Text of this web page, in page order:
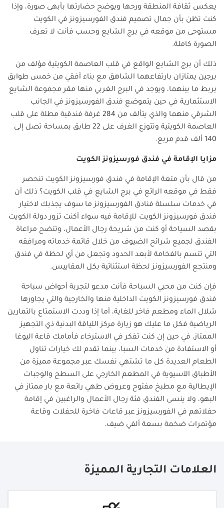
يعكس ثقافة المنطقة ورحها ويوضح حضارتها بأبهى صورة، وإذا
كنت تظن بأن جمال تصميم فندق الفورسيزونز في الكويت
مستوحى من موقعه في برج الشايع وحسب فأنت لا تعرف
الصورة كاملة.
ذلك أن برج الشايع الواقع في قلب العاصمة الكويتية مؤلف من
برجين يمتازان بارتفاعهما الشاهق مع بناء أفقي من خمس طوابق
يربط ما بينهما، ويوجد في البرج الغربي منها مقر مجموعة الشايع
الاستثمارية في حين يتموضع فندق الفورسيزونز في الجانب
الشرقي منهما والذي يتألف من 284 غرفة فندقية مطلة على قلب
العاصمة الكويتية وتتوزع الغرف على 22 طابق بمساحة تصل إلى
140 ألف قدم مربع.
مزايا الإقامة في فندق فورسيزونز الكويت
من قال بأن متعة الإقامة في فندق فورسيزونز الكويت تنحصر
فقط في موقعه الرائع في برج الشايع في قلب الكويت؟ ذلك أن
في خدمات سلسلة فنادق الفورسيزونز ما سوف يجذبك لاختيار
فندق فورسيزونز الكويت للإقامة فيه سواء أكنت تزور دولة الكويت
بقصد السياحة أو كنت من شريحة رجال الأعمال، وتتضح مراعاة
الفندق لجميع شرائح الضيوف من خلال قائمة خدماته ومرافقه
التي تتسم بالفخامة لأبعد الحدود وتجعل من أي لحظة في فندق
ومنتجع الفورسيزونز لحظة استثنائية بكل المقاييس.
فإن كنت من محبي السباحة فأنت مدعو لتجربة أحواض سباحة
فندق فورسيزونز الكويت الداخلية منها والخارجية والتي يجاورها
شلال الماء ومطعم فاخر للغاية، أما إذا وددت الاستمتاع بالتمارين
الرياضية فكل ما عليك هو زيارة مركز اللياقة البدنية ذي التجهيز
الممتاز، في حين إن كنت تفكر في الاسترخاء فأمامك قاعة اليوغا
أو الاستفادة من خدمات السبا، بينما تقدم لك خيارات تناول
الطعام العديدة كل ما تشتهي نفسك عبر مجموعة مميزة من
الأطباق الآسيوية في المطعم الخارجي على السطح والوجبات
الإيطالية مع مطبخ مفتوح وعروض طهي رائعة مع بار ممتاز في
البهو، ولا ينسى الفندق فئة رجال الأعمال والراغبين في إقامة
حفلاتهم في الفورسيزونز عبر قاعات فاخرة للحفلات وقاعة
مؤتمرات ضخمة بسعة ألفي ضيف.
العلامات التجارية المميزة